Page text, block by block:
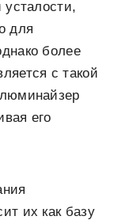
для
более
с такой
его
их как базу